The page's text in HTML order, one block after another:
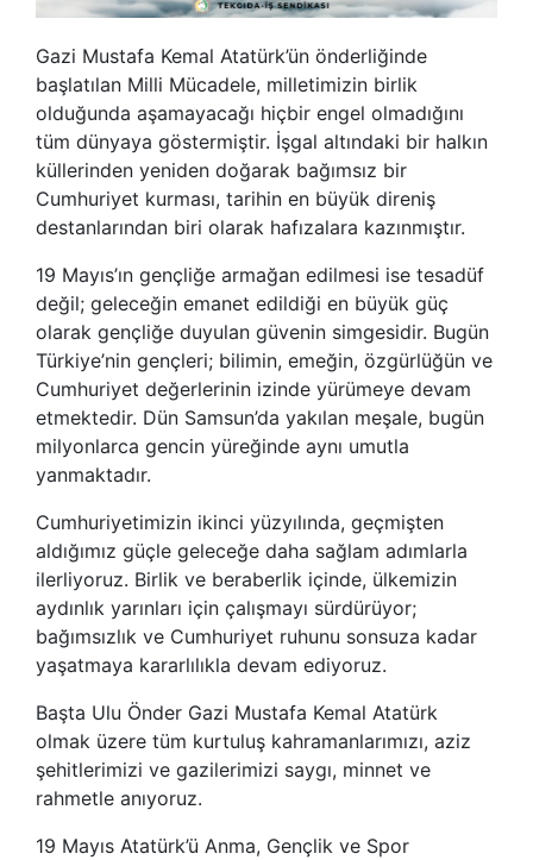
Gazi Mustafa Kemal Atatürk’ün önderliğinde
başlatılan Milli Mücadele, milletimizin birlik
olduğunda aşamayacağı hiçbir engel olmadığını
tüm dünyaya göstermiştir. İşgal altındaki bir halkın
küllerinden yeniden doğarak bağımsız bir
Cumhuriyet kurması, tarihin en büyük direniş
destanlarından biri olarak hafızalara kazınmıştır.
19 Mayıs’ın gençliğe armağan edilmesi ise tesadüf
değil; geleceğin emanet edildiği en büyük güç
olarak gençliğe duyulan güvenin simgesidir. Bugün
Türkiye’nin gençleri; bilimin, emeğin, özgürlüğün ve
Cumhuriyet değerlerinin izinde yürümeye devam
etmektedir. Dün Samsun’da yakılan meşale, bugün
milyonlarca gencin yüreğinde aynı umutla
yanmaktadır.
Cumhuriyetimizin ikinci yüzyılında, geçmişten
aldığımız güçle geleceğe daha sağlam adımlarla
ilerliyoruz. Birlik ve beraberlik içinde, ülkemizin
aydınlık yarınları için çalışmayı sürdürüyor;
bağımsızlık ve Cumhuriyet ruhunu sonsuza kadar
yaşatmaya kararlılıkla devam ediyoruz.
Başta Ulu Önder Gazi Mustafa Kemal Atatürk
olmak üzere tüm kurtuluş kahramanlarımızı, aziz
şehitlerimizi ve gazilerimizi saygı, minnet ve
rahmetle anıyoruz.
19 Mayıs Atatürk’ü Anma, Gençlik ve Spor